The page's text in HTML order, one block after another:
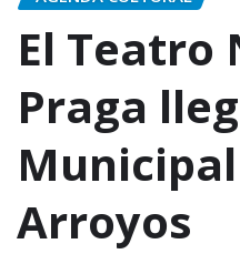
El Teatro
Praga
Arroyos